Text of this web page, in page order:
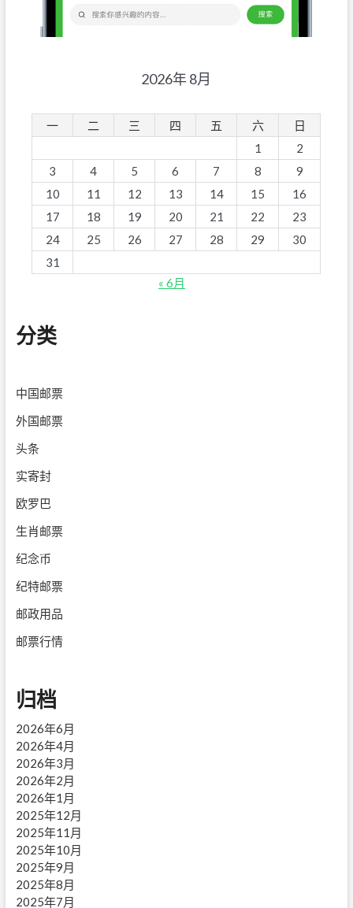
2026年 8月
一 二 三 四 五 六
日
1
2
3
4 5 6 7 8
9
10
11 12 13 14 15
16
17
18 19 20 21 22
23
24
25 26 27 28 29
30
31
« 6月
分类
中国邮票
外国邮票
头条
实寄封
欧罗巴
生肖邮票
纪念币
纪特邮票
邮政用品
邮票行情
归档
2026年6月
2026年4月
2026年3月
2026年2月
2026年1月
2025年12月
2025年11月
2025年10月
2025年9月
2025年8月
2025年7月